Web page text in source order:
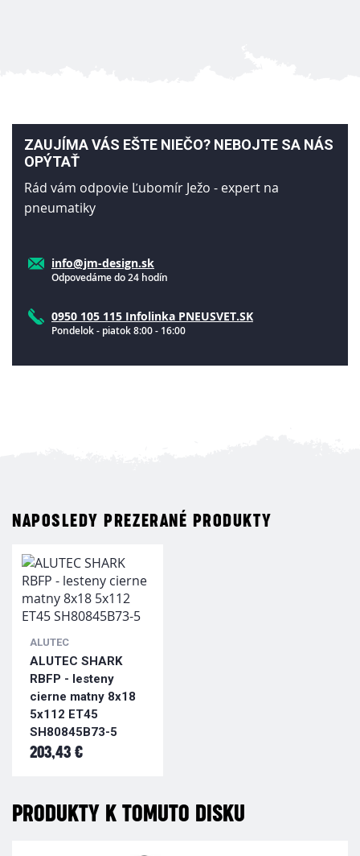
ZAUJÍMA VÁS EŠTE NIEČO? NEBOJTE SA NÁS
OPÝTAŤ
Rád vám odpovie Ľubomír Ježo - expert na
pneumatiky
info@jm-design.sk
Odpovedáme do 24 hodín
0950 105 115 Infolinka PNEUSVET.SK
Pondelok - piatok 8:00 - 16:00
NAPOSLEDY PREZERANÉ PRODUKTY
ALUTEC
ALUTEC SHARK
RBFP - lesteny
cierne matny 8x18
5x112 ET45
SH80845B73-5
203,43 €
PRODUKTY K TOMUTO DISKU